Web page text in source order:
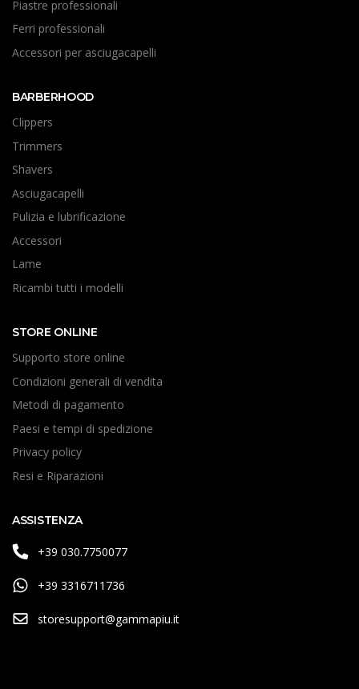
Piastre professionali
Ferri professionali
Accessori per asciugacapelli
BARBERHOOD
Clippers
Trimmers
Shavers
Asciugacapelli
Pulizia e lubrificazione
Accessori
Lame
Ricambi tutti i modelli
STORE ONLINE
Supporto store online
Condizioni generali di vendita
Metodi di pagamento
Paesi e tempi di spedizione
Privacy policy
Resi e Riparazioni
ASSISTENZA
+39 030.7750077
+39 3316711736
storesupport@gammapiu.it